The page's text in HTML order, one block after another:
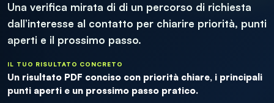
Una verifica mirata di di un percorso di richiesta
dall’interesse al contatto per chiarire priorità, punti
aperti e il prossimo passo.
IL TUO RISULTATO CONCRETO
Un risultato PDF conciso con priorità chiare, i principali
punti aperti e un prossimo passo pratico.
direttamente dei miei progetti, della mia expertiseo di
come potrebbe svolgersi unacollaborazione.